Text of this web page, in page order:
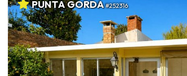
PUNTA GORDA#252316